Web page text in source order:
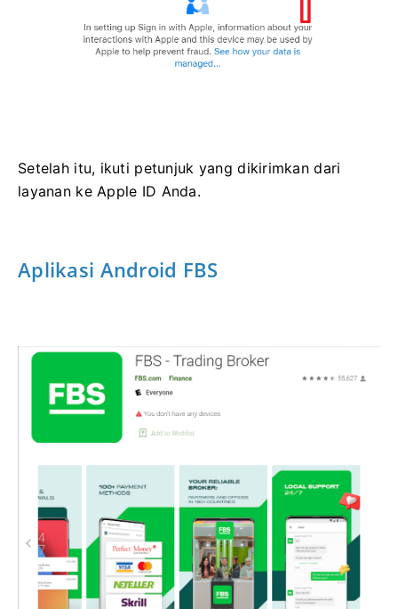
Setelah itu, ikuti petunjuk yang dikirimkan dari
layanan ke Apple ID Anda.
Aplikasi Android FBS